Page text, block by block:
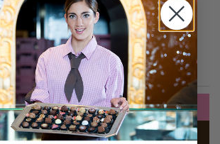
reCAPTCHA geschützt -Google
und
Allgemeine
Anmelden
Passwort vergessen?